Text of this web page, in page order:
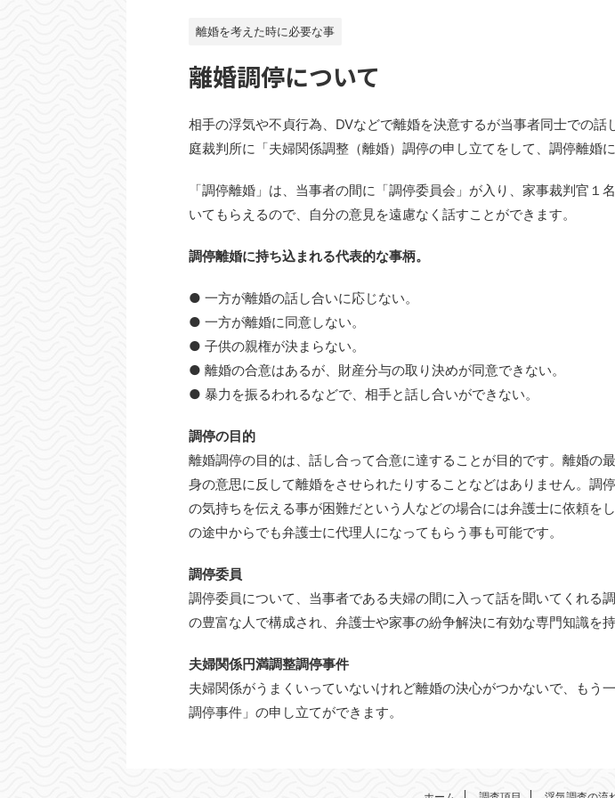
離婚を考えた時に必要な事
離婚調停について
相手の浮気や不貞行為、DVなどで離婚を決意するが当事者同士での
庭裁判所に「夫婦関係調整（離婚）調停の申し立てをして、調停離婚に
「調停離婚」は、当事者の間に「調停委員会」が入り、家事裁判官
いてもらえるので、自分の意見を遠慮なく話すことができます。
調停離婚に持ち込まれる代表的な事柄。
● 一方が離婚の話し合いに応じない。
● 一方が離婚に同意しない。
● 子供の親権が決まらない。
● 離婚の合意はあるが、財産分与の取り決めが同意できない。
● 暴力を振るわれるなどで、相手と話し合いができない。
調停の目的
離婚調停の目的は、話し合って合意に達することが目的です。離婚の
身の意思に反して離婚をさせられたりすることなどはありません。調
の気持ちを伝える事が困難だという人などの場合には弁護士に依頼を
の途中からでも弁護士に代理人になってもらう事も可能です。
調停委員
調停委員について、当事者である夫婦の間に入って話を聞いてくれる
の豊富な人で構成され、弁護士や家事の紛争解決に有効な専門知識を
夫婦関係円満調整調停事件
夫婦関係がうまくいっていないけれど離婚の決心がつかないで、も
調停事件」の申し立てができます。